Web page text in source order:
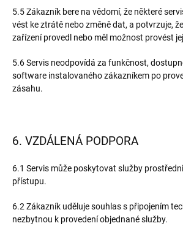
5.5 Zákazník bere na vědomí, že některé
vést ke ztrátě nebo změně dat, a potvrzuje,
zařízení provedl nebo měl možnost provést
5.6 Servis neodpovídá za funkčnost,
software instalovaného zákazníkem po
zásahu.
6. VZDÁLENÁ PODPORA
6.1 Servis může poskytovat služby
přístupu.
6.2 Zákazník uděluje souhlas s připojením
nezbytnou k provedení objednané služby.